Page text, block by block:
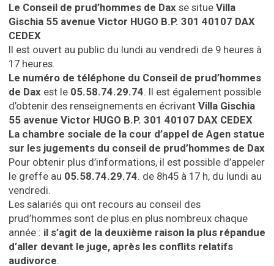
Le Conseil de prud’hommes de Dax se situe Villa
Gischia 55 avenue Victor HUGO B.P. 301 40107 DAX
CEDEX
Il est ouvert au public du lundi au vendredi de 9 heures à
17 heures.
Le numéro de téléphone du Conseil de prud’hommes
de Dax est le 05.58.74.29.74. Il est également possible
d’obtenir des renseignements en écrivant Villa Gischia
55 avenue Victor HUGO B.P. 301 40107 DAX CEDEX
La chambre sociale de la cour d’appel de Agen statue
sur les jugements du conseil de prud’hommes de Dax
Pour obtenir plus d’informations, il est possible d’appeler
le greffe au 05.58.74.29.74. de 8h45 à 17 h, du lundi au
vendredi.
Les salariés qui ont recours au conseil des
prud’hommes sont de plus en plus nombreux chaque
année : il s’agit de la deuxième raison la plus répandue
d’aller devant le juge, après les conflits relatifs
audivorce.